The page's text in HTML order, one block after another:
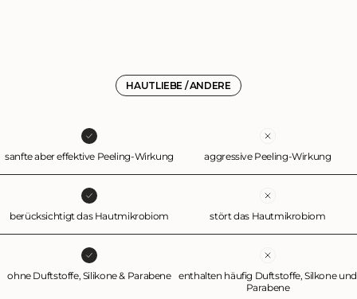
HAUTLIEBE / ANDERE
sanfte aber effektive Peeling-Wirkung aggressive Peeling-Wirkung
berücksichtigt das Hautmikrobiom stört das Hautmikrobiom
ohne Duftstoffe, Silikone & Parabene
enthalten häufig Duftstoffe, Silkone und
Parabene